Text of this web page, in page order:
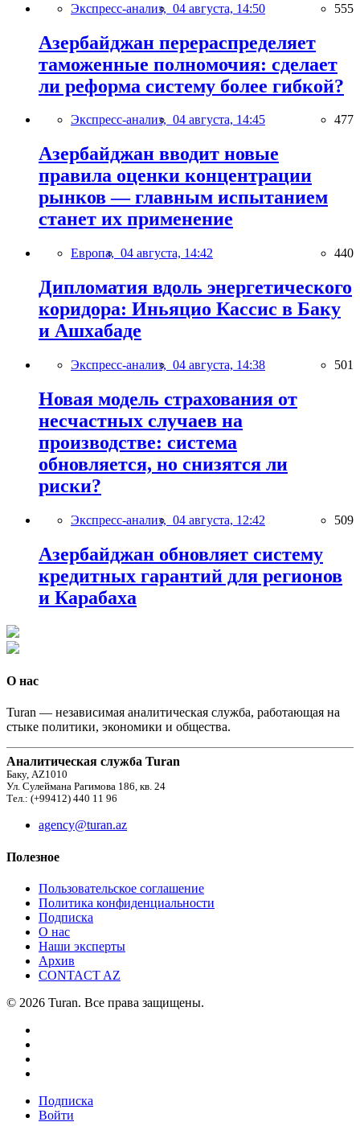
Экспресс-анализ, 04 августа, 14:50 555
Азербайджан перераспределяет
таможенные полномочия: сделает
ли реформа систему более гибкой?
Экспресс-анализ, 04 августа, 14:45 477
Азербайджан вводит новые
правила оценки концентрации
рынков — главным испытанием
станет их применение
Европа, 04 августа, 14:42 440
Дипломатия вдоль энергетического
коридора: Иньяцио Кассис в Баку
и Ашхабаде
Экспресс-анализ, 04 августа, 14:38 501
Новая модель страхования от
несчастных случаев на
производстве: система
обновляется, но снизятся ли
риски?
Экспресс-анализ, 04 августа, 12:42 509
Азербайджан обновляет систему
кредитных гарантий для регионов
и Карабаха
О нас
Turan — независимая аналитическая служба, работающая на
стыке политики, экономики и общества.
Аналитическая служба Turan
Баку, AZ1010
Ул. Сулеймана Рагимова 186, кв. 24
Тел.: (+99412) 440 11 96
agency@turan.az
Полезное
Пользовательское соглашение
Политика конфиденциальности
Подписка
О нас
Наши эксперты
Архив
CONTACT AZ
© 2026 Turan. Все права защищены.
Подписка
Войти